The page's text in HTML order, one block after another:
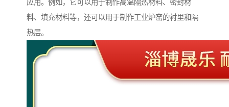
应用。例如，它可以用于制作高温隔热材料、密封材
料、填充材料等，还可以用于制作工业炉窑的衬里和隔
热层。